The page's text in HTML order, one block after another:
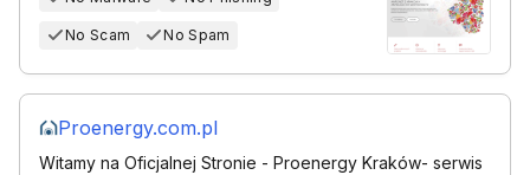
No Scam No Spam
Proenergy.com.pl
Witamy na Oficjalnej Stronie - Proenergy Kraków- serwis